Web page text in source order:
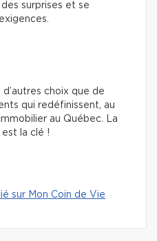
surprises et se
d’autres choix que de
qui redéfinissent, au
au Québec. La
la clé !
sur Mon Coin de Vie